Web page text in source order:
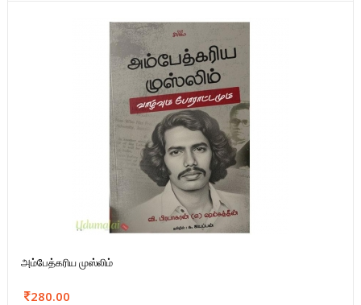
அம்பேத்கரிய முஸ்லிம்
280.00